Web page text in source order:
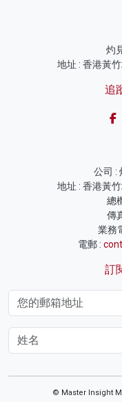
灼
地址 : 香港黃
追
公司 :
地址 : 香港黃
總
傳
業務
電郵 :
訂
© Master Insight